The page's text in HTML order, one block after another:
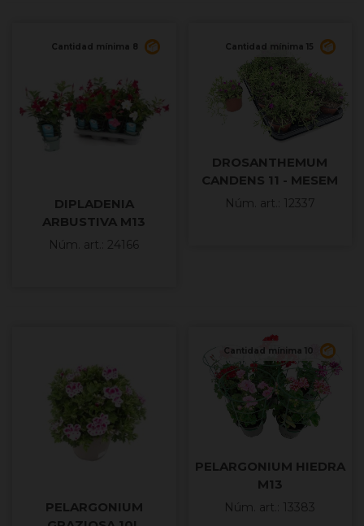
Cantidad mínima 8
DIPLADENIA
ARBUSTIVA M13
Núm. art.: 24166
Cantidad mínima 15
DROSANTHEMUM
CANDENS 11 - MESEM
PENDULINO
Núm. art.: 12337
PELARGONIUM
Cantidad mínima 10
PELARGONIUM HIEDRA
M13
Núm. art.: 13383